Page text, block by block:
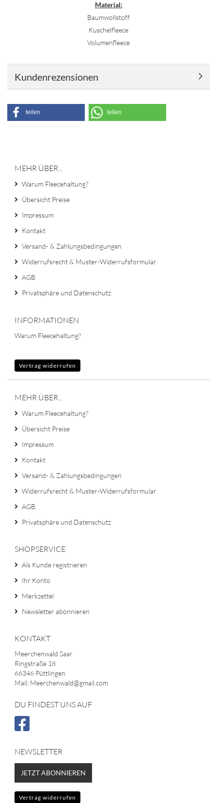
Material:
Baumwollstoff
Kuschelfleece
Volumenfleece
Kundenrezensionen
teilen teilen
MEHR ÜBER...
Warum Fleecehaltung?
Übersicht Preise
Impressum
Kontakt
Versand- & Zahlungsbedingungen
Widerrufsrecht & Muster-Widerrufsformular
AGB
Privatsphäre und Datenschutz
INFORMATIONEN
Warum Fleecehaltung?
Vertrag widerrufen
MEHR ÜBER...
Warum Fleecehaltung?
Übersicht Preise
Impressum
Kontakt
Versand- & Zahlungsbedingungen
Widerrufsrecht & Muster-Widerrufsformular
AGB
Privatsphäre und Datenschutz
SHOPSERVICE
Als Kunde registrieren
Ihr Konto
Merkzettel
Newsletter abonnieren
KONTAKT
Meerchenwald Saar
Ringstraße 18
66346 Püttlingen
Mail: Meerchenwald@gmail.com
DU FINDEST UNS AUF
NEWSLETTER
JETZT ABONNIEREN
Vertrag widerrufen